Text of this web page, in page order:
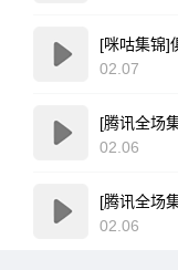
02.07
02.06
02.06